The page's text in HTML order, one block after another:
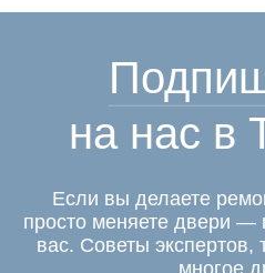
на нас в
Если вы делаете
просто меняете двери
вас. Советы экспертов,
многое